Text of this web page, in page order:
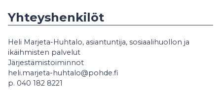
Yhteyshenkilöt
Heli Marjeta-Huhtalo, asiantuntija, sosiaalihuollon ja
ikäihmisten palvelut
Järjestämistoiminnot
heli.marjeta-huhtalo@pohde.fi
p. 040 182 8221